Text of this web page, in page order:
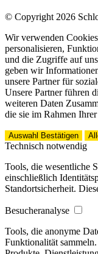
© Copyright 2026
Wir verwenden
personalisieren,
und die Zugriffe auf
geben wir
unsere Partner für
Unsere Partner führen
weiteren Daten
die sie im Rahmen
Auswahl Bestätigen
Technisch notwendig
Tools, die wesentliche
einschließlich
Standortsicherheit.
Besucheranalyse
Tools, die anonyme
Funktionalität